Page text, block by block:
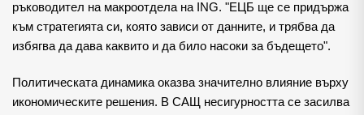
ръководител на макроотдела на ING. "ЕЦБ ще се придържа
към стратегията си, която зависи от данните, и трябва да
избягва да дава каквито и да било насоки за бъдещето".
Политическата динамика оказва значително влияние върху
икономическите решения. В САЩ несигурността се засилва